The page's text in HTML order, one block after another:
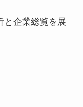
と企業総覧を展